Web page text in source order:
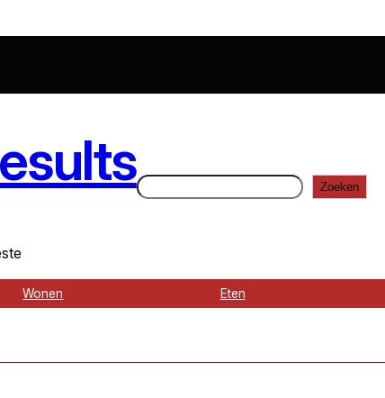
Zoeken Zoeken
Wonen Eten